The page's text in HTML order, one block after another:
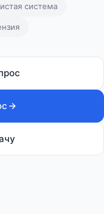
система